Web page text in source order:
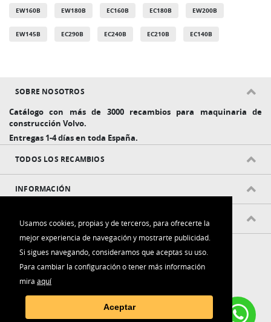
Usamos cookies, propias y de terceros, para ofrecerte la
mejor experiencia de navegación y mostrarte publicidad.
Si sigues navegando, consideramos que aceptas su uso.
Para cambiar la configuración o tener más información
mira aquí
Aceptar
EW160B EW180B EC160B EC180B EW200B
EW145B EC290B EC240B EC210B EC140B
SOBRE NOSOTROS
Catálogo con más de 3000 recambios para maquinaria de
construcción Volvo.
Entregas 1-4 días en toda España.
TODOS LOS RECAMBIOS
INFORMACIÓN
POLÍTICAS Y CONDICIONES
Contacta con nosotros:
(+34) 916 006 788